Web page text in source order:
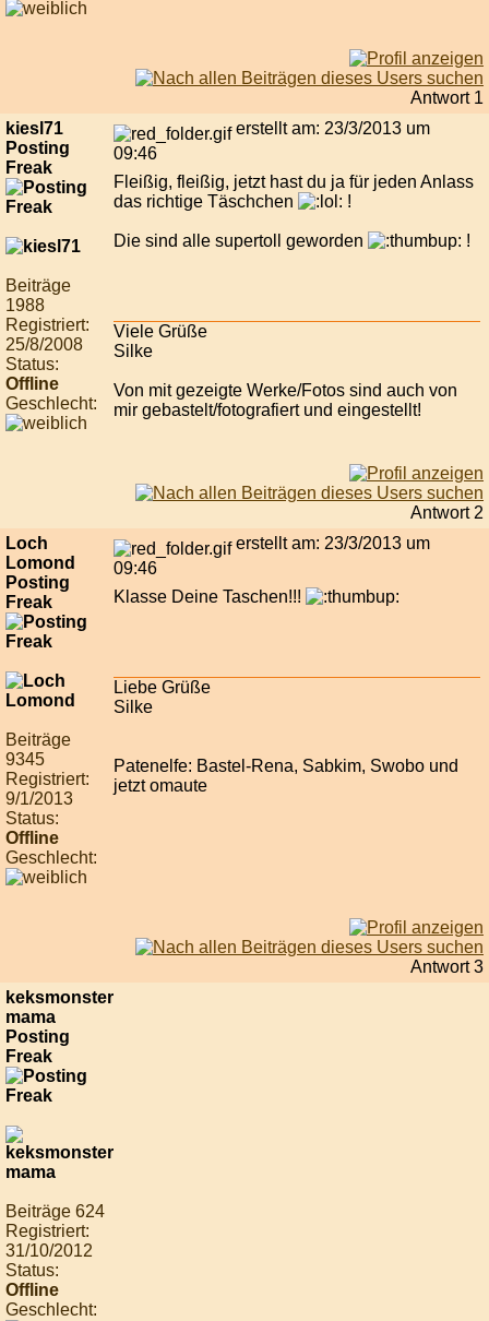
Antwort 1
kiesl71
Posting
Freak
Beiträge
1988
Registriert:
25/8/2008
Status:
Offline
Geschlecht:
erstellt am: 23/3/2013 um
09:46
Fleißig, fleißig, jetzt hast du ja für jeden Anlass
das richtige Täschchen
!
Die sind alle supertoll geworden !
Viele Grüße
Silke
Von mit gezeigte Werke/Fotos sind auch von
mir gebastelt/fotografiert und eingestellt!
Antwort 2
Loch
Lomond
Posting
Freak
Beiträge
9345
Registriert:
9/1/2013
Status:
Offline
Geschlecht:
erstellt am: 23/3/2013 um
09:46
Klasse Deine Taschen!!!
Liebe Grüße
Silke
Patenelfe: Bastel-Rena, Sabkim, Swobo und
jetzt omaute
Antwort 3
keksmonster
mama
Posting
Freak
Beiträge 624
Registriert:
31/10/2012
Status:
Offline
Geschlecht: